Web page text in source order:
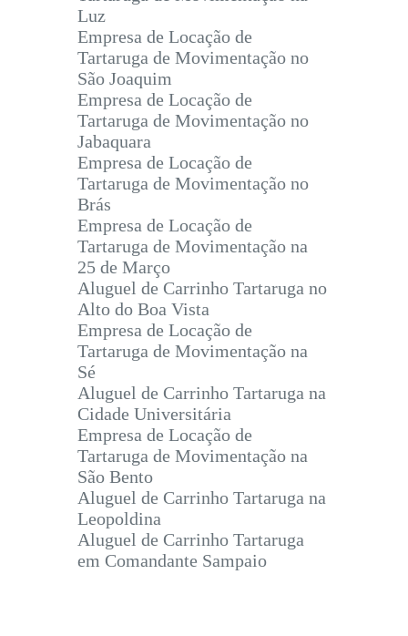
Luz
Empresa de Locação de
Tartaruga de Movimentação no
São Joaquim
Empresa de Locação de
Tartaruga de Movimentação no
Jabaquara
Empresa de Locação de
Tartaruga de Movimentação no
Brás
Empresa de Locação de
Tartaruga de Movimentação na
25 de Março
Aluguel de Carrinho Tartaruga no
Alto do Boa Vista
Empresa de Locação de
Tartaruga de Movimentação na
Sé
Aluguel de Carrinho Tartaruga na
Cidade Universitária
Empresa de Locação de
Tartaruga de Movimentação na
São Bento
Aluguel de Carrinho Tartaruga na
Leopoldina
Aluguel de Carrinho Tartaruga
em Comandante Sampaio